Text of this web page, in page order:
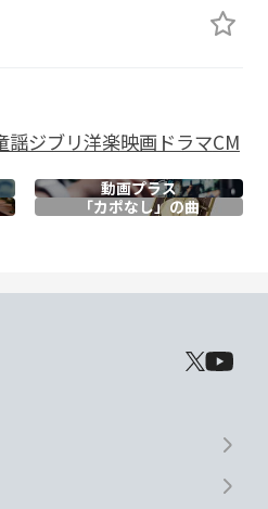
謡ジブリ洋楽映画ドラマCM
動画プラス
「カポなし」の曲